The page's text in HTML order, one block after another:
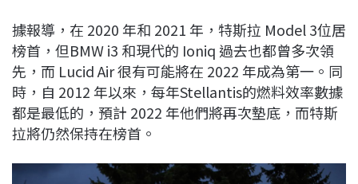
據報導，在 2020 年和 2021 年，特斯拉 Model 3位居
榜首，但BMW i3 和現代的 Ioniq 過去也都曾多次領
先，而 Lucid Air 很有可能將在 2022 年成為第一。同
時，自 2012 年以來，每年Stellantis的燃料效率數據
都是最低的，預計 2022 年他們將再次墊底，而特斯
拉將仍然保持在榜首。